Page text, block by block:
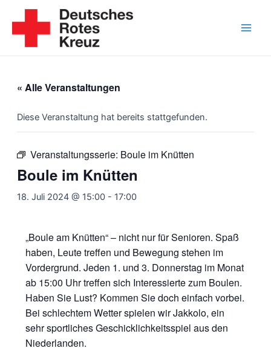
Inhalt
springen
« Alle Veranstaltungen
Diese Veranstaltung hat bereits stattgefunden.
Veranstaltungsserie: Boule im Knütten
Boule im Knütten
18. Juli 2024 @ 15:00- 17:00
„Boule am Knütten“ – nicht nur für Senioren. Spaß
haben, Leute treffen und Bewegung stehen im
Vordergrund. Jeden 1. und 3. Donnerstag im Monat
ab 15:00 Uhr treffen sich Interessierte zum Boulen.
Haben Sie Lust? Kommen Sie doch einfach vorbei.
Bei schlechtem Wetter spielen wir Jakkolo, ein
sehr sportliches Geschicklichkeitsspiel aus den
Niederlanden.